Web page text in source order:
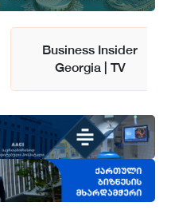
Business Insider
Georgia | TV